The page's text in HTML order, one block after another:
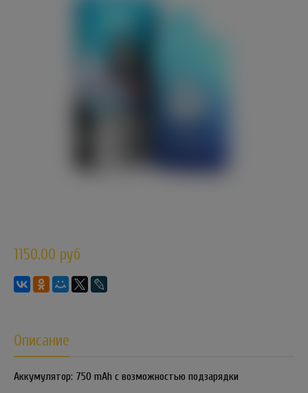
1150.00 руб
Описание
Аккумулятор: 750 mAh с возможностью подзарядки